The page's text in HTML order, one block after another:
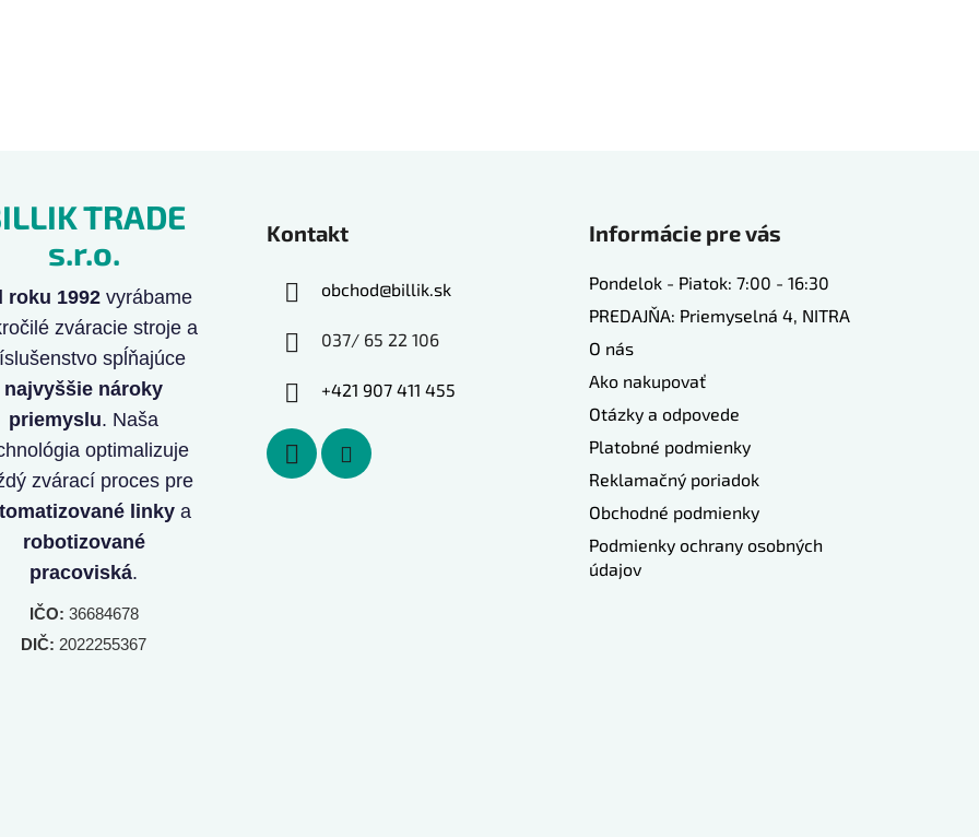
TRADE
s.r.o.
roku 1992vyrábame
zváracie stroje a
spĺňajúce
najvyššie nároky
priemyslu. Naša
optimalizuje
zvárací proces pre
linky a
robotizované
pracoviská.
IČO: 36684678
DIČ: 2022255367
Kontakt
obchod@billik.sk
037/ 65 22 106
+421 907 411 455
Informácie pre vás
Pondelok - Piatok: 7:00 - 16:30
PREDAJŇA: Priemyselná 4, NITRA
O nás
Ako nakupovať
Otázky a odpovede
Platobné podmienky
Reklamačný poriadok
Obchodné podmienky
Podmienky ochrany osobných
údajov